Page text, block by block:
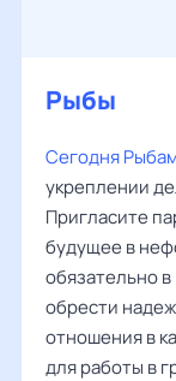
Рыбы
Сегодня
укреплении
Пригласите
будущее в
обязательно
обрести
отношения в
для работы в